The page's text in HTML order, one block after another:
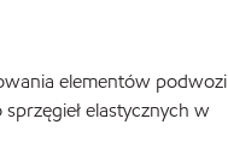
elementów podwozi
elastycznych w